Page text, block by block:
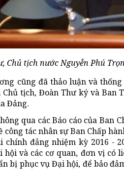
Chủ tịch nước Nguyễn Phú
cũng đã thảo luận và
Chủ tịch, Đoàn Thư ký và
Đảng.
qua các Báo cáo của Ban
tác nhân sự Ban Chấp
chính đảng nhiệm kỳ 2016 -
hội và các cơ quan, đơn vị có
bị phục vụ Đại hội, để bảo